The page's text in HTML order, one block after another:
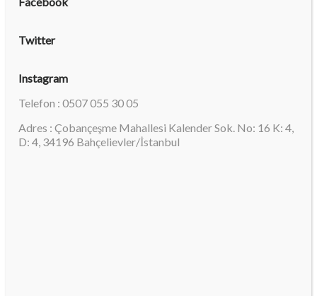
Twitter
Instagram
Telefon : 0507 055 30 05
Adres : Çobançeşme Mahallesi Kalender Sok. No: 16 K: 4,
D: 4, 34196 Bahçelievler/İstanbul